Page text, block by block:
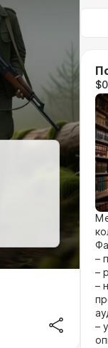
–
–
–
–